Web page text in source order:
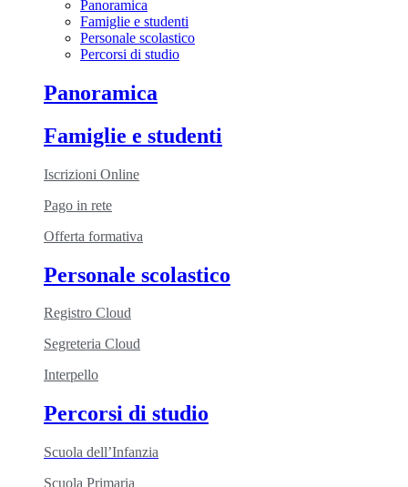
Panoramica
Famiglie e studenti
Personale scolastico
Percorsi di studio
Panoramica
Famiglie e studenti
Iscrizioni Online
Pago in rete
Offerta formativa
Personale scolastico
Registro Cloud
Segreteria Cloud
Interpello
Percorsi di studio
Scuola dell’Infanzia
Scuola Primaria